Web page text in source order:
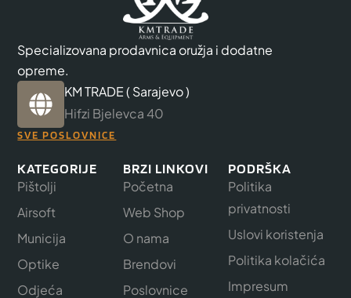
Specializovana prodavnica oružja i dodatne
opreme.
KM TRADE ( Sarajevo )
Hifzi Bjelevca 40
SVE POSLOVNICE
KATEGORIJE
Pištolji
Airsoft
Municija
Optike
Odjeća
BRZI LINKOVI
Početna
Web Shop
O nama
Brendovi
Poslovnice
PODRŠKA
Politika
privatnosti
Uslovi koristenja
Politika kolačića
Impresum